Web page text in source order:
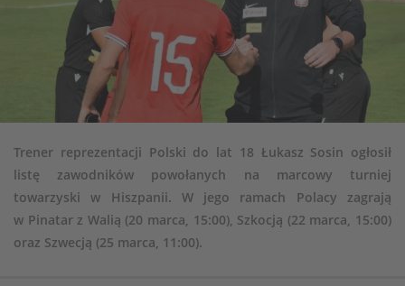
Trener reprezentacji Polski do lat 18 Łukasz Sosin ogłosił
listę zawodników powołanych na marcowy turniej
towarzyski w Hiszpanii. W jego ramach Polacy zagrają
w Pinatar z Walią (20 marca, 15:00), Szkocją (22 marca, 15:00)
oraz Szwecją (25 marca, 11:00).